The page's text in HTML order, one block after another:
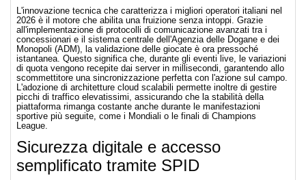
L'innovazione tecnica che caratterizza i migliori operatori italiani nel
2026 è il motore che abilita una fruizione senza intoppi. Grazie
all'implementazione di protocolli di comunicazione avanzati tra i
concessionari e il sistema centrale dell'Agenzia delle Dogane e dei
Monopoli (ADM), la validazione delle giocate è ora pressoché
istantanea. Questo significa che, durante gli eventi live, le variazioni
di quota vengono recepite dai server in millisecondi, garantendo allo
scommettitore una sincronizzazione perfetta con l'azione sul campo.
L'adozione di architetture cloud scalabili permette inoltre di gestire
picchi di traffico elevatissimi, assicurando che la stabilità della
piattaforma rimanga costante anche durante le manifestazioni
sportive più seguite, come i Mondiali o le finali di Champions
League.
Sicurezza digitale e accesso
semplificato tramite SPID